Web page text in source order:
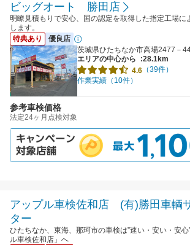
ビッグオート 勝田店
明瞭見積もりで安心、国の認定を取得した指定工場に
します。
特典あり
優良店
茨城県ひたちなか市高場2477－
エリアの中心から
:28.1km
4.6 （39件）
作業実績（10件）
参考車検価格
法定24ヶ月点検対象
アップル車検佐和店 (有)勝田車輌
ター
ひたちなか、東海、那珂市の車検は”速い・安い・安
ル車検佐和店」へ